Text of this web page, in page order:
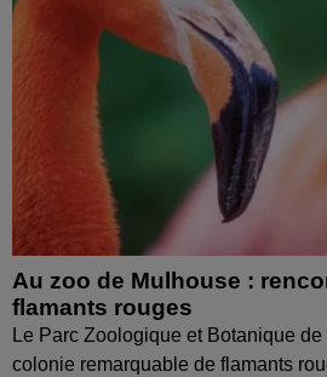
Au zoo de Mulhouse :
flamants rouges
Le Parc Zoologique et Botanique
colonie remarquable de flamants